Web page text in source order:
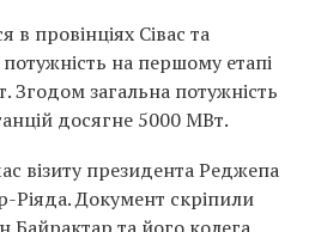
в провінціях Сівас та
на першому етапі
Згодом загальна потужність
досягне 5000 МВт.
візиту президента Реджепа
Ріяда. Документ скріпили